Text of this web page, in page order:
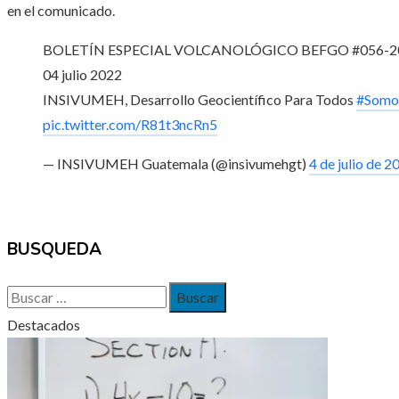
en el comunicado.
BOLETÍN ESPECIAL VOLCANOLÓGICO BEFGO #056-
04 julio 2022
INSIVUMEH, Desarrollo Geocientífico Para Todos
pic.twitter.com/R81t3ncRn5
— INSIVUMEH Guatemala (@insivumehgt) 4 de julio de
BUSQUEDA
Buscar:
Destacados